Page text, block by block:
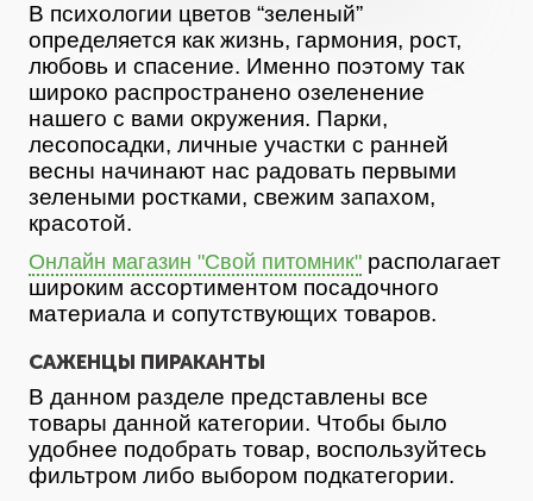
В психологии цветов “зеленый”
определяется как жизнь, гармония, рост,
любовь и спасение. Именно поэтому так
широко распространено озеленение
нашего с вами окружения. Парки,
лесопосадки, личные участки с ранней
весны начинают нас радовать первыми
зелеными ростками, свежим запахом,
красотой.
Онлайн магазин "Свой питомник" располагает
широким ассортиментом посадочного
материала и сопутствующих товаров.
САЖЕНЦЫ ПИРАКАНТЫ
В данном разделе представлены все
товары данной категории. Чтобы было
удобнее подобрать товар, воспользуйтесь
фильтром либо выбором подкатегории.